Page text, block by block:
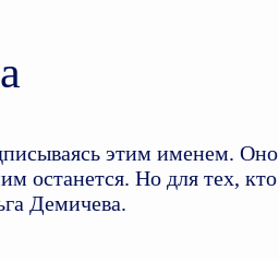
этим именем. Оно
останется. Но для тех, кто
Демичева.